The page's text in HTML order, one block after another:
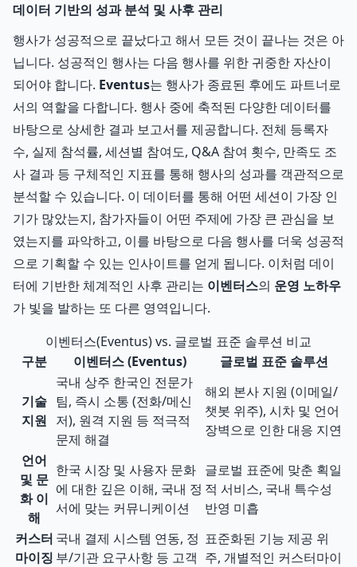
데이터 기반의 성과 분석 및 사후 관리
행사가 성공적으로 끝났다고 해서 모든 것이 끝나는 것은 아
닙니다. 성공적인 행사는 다음 행사를 위한 귀중한 자산이
되어야 합니다. Eventus는 행사가 종료된 후에도 파트너로
서의 역할을 다합니다. 행사 중에 축적된 다양한 데이터를
바탕으로 상세한 결과 보고서를 제공합니다. 전체 등록자
수, 실제 참석률, 세션별 참여도, Q&A 참여 횟수, 만족도 조
사 결과 등 구체적인 지표를 통해 행사의 성과를 객관적으로
분석할 수 있습니다. 이 데이터를 통해 어떤 세션이 가장 인
기가 많았는지, 참가자들이 어떤 주제에 가장 큰 관심을 보
였는지를 파악하고, 이를 바탕으로 다음 행사를 더욱 성공적
으로 기획할 수 있는 인사이트를 얻게 됩니다. 이처럼 데이
터에 기반한 체계적인 사후 관리는 이벤터스의 운영 노하우
가 빛을 발하는 또 다른 영역입니다.
이벤터스(Eventus) vs. 글로벌 표준 솔루션 비교
구분
이벤터스 (Eventus) 글로벌 표준 솔루션
기술
지원
국내 상주 한국인 전문가
팀, 즉시 소통 (전화/메신
저), 원격 지원 등 적극적
문제 해결
해외 본사 지원 (이메일/
챗봇 위주), 시차 및 언어
장벽으로 인한 대응 지연
언어
및 문
화 이
해
한국 시장 및 사용자 문화
에 대한 깊은 이해, 국내 정
서에 맞는 커뮤니케이션
글로벌 표준에 맞춘 획일
적 서비스, 국내 특수성
반영 미흡
커스터
마이징
국내 결제 시스템 연동, 정
부/기관 요구사항 등 고객
표준화된 기능 제공 위
주, 개별적인 커스터마이